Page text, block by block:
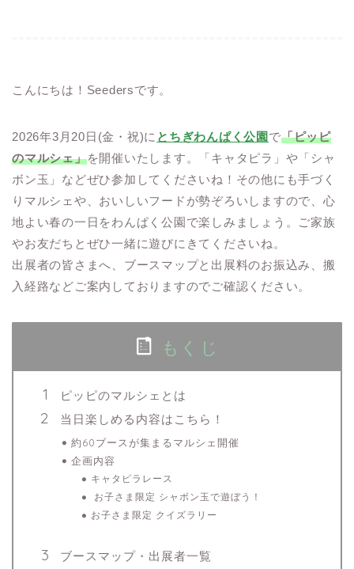
こんにちは！Seedersです。
2026年3月20日(金・祝)に とちぎわんぱく公園 で「ピッピ
のマルシェ」を開催いたします。「キャタピラ」や「シャ
ボン玉」などぜひ参加してくださいね！その他にも手づく
りマルシェや、おいしいフードが勢ぞろいしますので、心
地よい春の一日をわんぱく公園で楽しみましょう。ご家族
やお友だちとぜひ一緒に遊びにきてくださいね。
出展者の皆さまへ、ブースマップと出展料のお振込み、搬
入経路などご案内しておりますのでご確認ください。
もくじ
ピッピのマルシェとは
当日楽しめる内容はこちら！
約60ブースが集まるマルシェ開催
企画内容
キャタピラレース
お子さま限定 シャボン玉で遊ぼう！
お子さま限定 クイズラリー
ブースマップ・出展者一覧